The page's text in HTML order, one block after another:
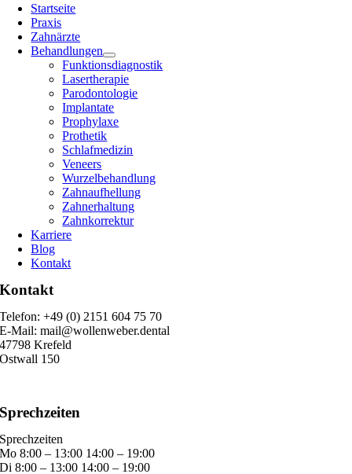
Startseite
Praxis
Zahnärzte
Behandlungen
Funktionsdiagnostik
Lasertherapie
Parodontologie
Implantate
Prophylaxe
Prothetik
Schlafmedizin
Veneers
Wurzelbehandlung
Zahnaufhellung
Zahnerhaltung
Zahnkorrektur
Karriere
Blog
Kontakt
Kontakt
Telefon: +49 (0) 2151 604 75 70
E-Mail: mail@wollenweber.dental
47798 Krefeld
Ostwall 150
Sprechzeiten
Sprechzeiten
Mo 8:00 – 13:00 14:00 – 19:00
Di 8:00 – 13:00 14:00 – 19:00